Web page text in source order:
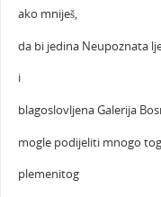
ako mniješ,
da bi jedina Neupoznata
i
blagoslovljena Galerija
mogle podijeliti mnogo
plemenitog